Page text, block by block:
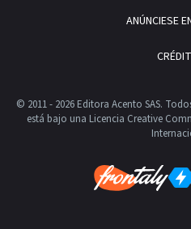
ANÚNCIESE
© 2011 - 2026 Editora Acento SAS.
está bajo una Licencia Creative